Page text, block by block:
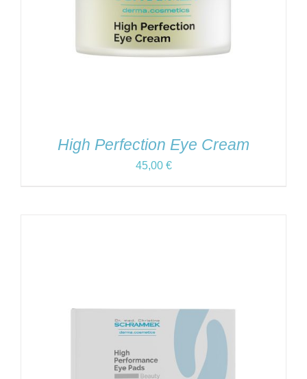
High Perfection Eye Cream
45,00 €